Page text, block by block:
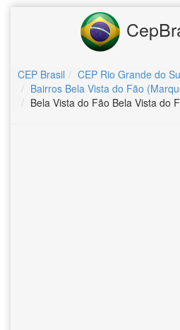
CEP Brasil
CEP Rio Grande do
Bairros Bela Vista do Fão
Bela Vista do Fão Bela Vista do